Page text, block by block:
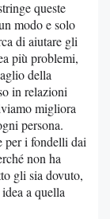
queste
modo e solo
di aiutare gli
più problemi,
della
in relazioni
migliora
persona.
per i fondelli dai
non ha
gli sia dovuto,
a quella